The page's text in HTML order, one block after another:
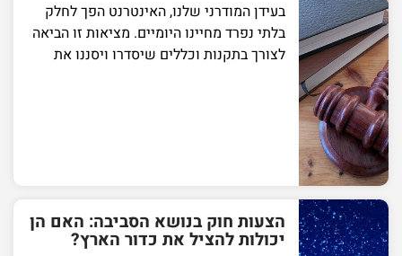
בעידן המודרני שלנו, האינטרנט הפך לחלק
בלתי נפרד מחיינו היומיים. מציאות זו הביאה
לצורך בתקנות וכללים שיסדרו ויסננו את
הצעות חוק בנושא הסביבה: האם הן
יכולות להציל את כדור הארץ?